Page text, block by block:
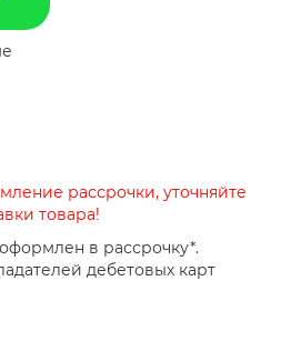
рассрочки, уточняйте
товара!
в рассрочку*.
дебетовых карт